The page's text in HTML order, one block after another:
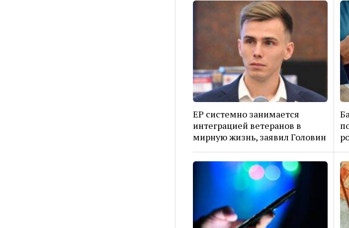
ЕР системно занимается
интеграцией ветеранов в
мирную жизнь, заявил Головин